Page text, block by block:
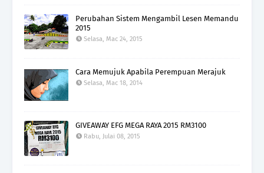
Perubahan Sistem Mengambil Lesen Memandu
2015
Selasa, Mac 24, 2015
Cara Memujuk Apabila Perempuan Merajuk
Selasa, Mac 18, 2014
GIVEAWAY EFG MEGA RAYA 2015 RM3100
Rabu, Julai 08, 2015